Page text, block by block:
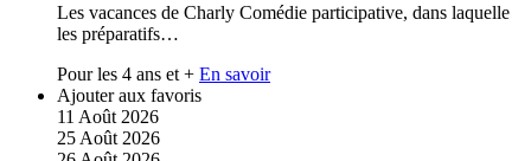
Les vacances de Charly Comédie participative, dans laquelle
les préparatifs…
Pour les 4 ans et + En savoir
Ajouter aux favoris
11 Août 2026
25 Août 2026